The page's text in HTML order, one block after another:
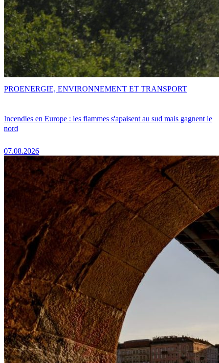
Incendies en Europe : les flammes s'apaisent au sud mais gagnent le
nord
07.08.2026
PROENERGIE, ENVIRONNEMENT ET TRANSPORT